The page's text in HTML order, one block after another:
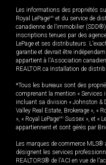
Les informations des propriétés
Royal LePageMD et du service de
canadienne de l’immobilier
inscriptions tenues par des
LePage et ses distributeurs.
garantie et devrait être
appartient à l'Association
REALTOR.ca Installation de
*Tous les bureaux sont des
comprenant la mention « Services
incluant sa division « Johnston &
Valley Real Estate, Brokerage », «
», « Royal LePageMD Sussex », et «
appartiennent et sont gérés par
Les marques de commerce
désignent les services
REALTORS® de l'ACI en vue de